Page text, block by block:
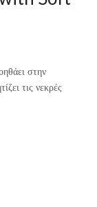
στην
τις νεκρές